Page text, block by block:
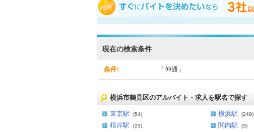
現在の検索条件
条件: 「仲通」
横浜市鶴見区のアルバイト・求人を駅名で探す
東京駅 (54) 横浜駅 (249)
根岸駅 (23) 関内駅 (3)